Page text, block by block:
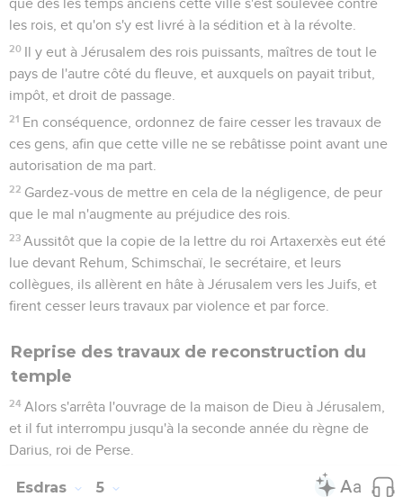
que dès les temps anciens cette ville s'est soulevée contre
les rois, et qu'on s'y est livré à la sédition et à la révolte.
20 Il y eut à Jérusalem des rois puissants, maîtres de tout le
pays de l'autre côté du fleuve, et auxquels on payait tribut,
impôt, et droit de passage.
21 En conséquence, ordonnez de faire cesser les travaux de
ces gens, afin que cette ville ne se rebâtisse point avant une
autorisation de ma part.
22 Gardez-vous de mettre en cela de la négligence, de peur
que le mal n'augmente au préjudice des rois.
23 Aussitôt que la copie de la lettre du roi Artaxerxès eut été
lue devant Rehum, Schimschaï, le secrétaire, et leurs
collègues, ils allèrent en hâte à Jérusalem vers les Juifs, et
firent cesser leurs travaux par violence et par force.
Reprise des travaux de reconstruction du
temple
24 Alors s'arrêta l'ouvrage de la maison de Dieu à Jérusalem,
et il fut interrompu jusqu'à la seconde année du règne de
Darius, roi de Perse.
Esdras 5